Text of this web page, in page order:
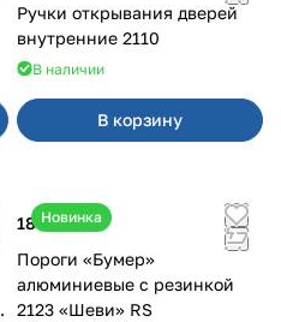
Ручки открывания дверей
внутренние 2110
В наличии
В корзину
Новинка
18 000 ₽
Пороги «Бумер»
алюминиевые с резинкой
2123 «Шеви» RS